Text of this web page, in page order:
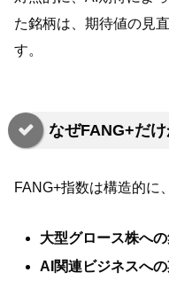
た銘柄は、期待値の見
す。
なぜFANG+だ
FANG+指数は構造的に、
大型グロース株へ
AI関連ビジネスへ